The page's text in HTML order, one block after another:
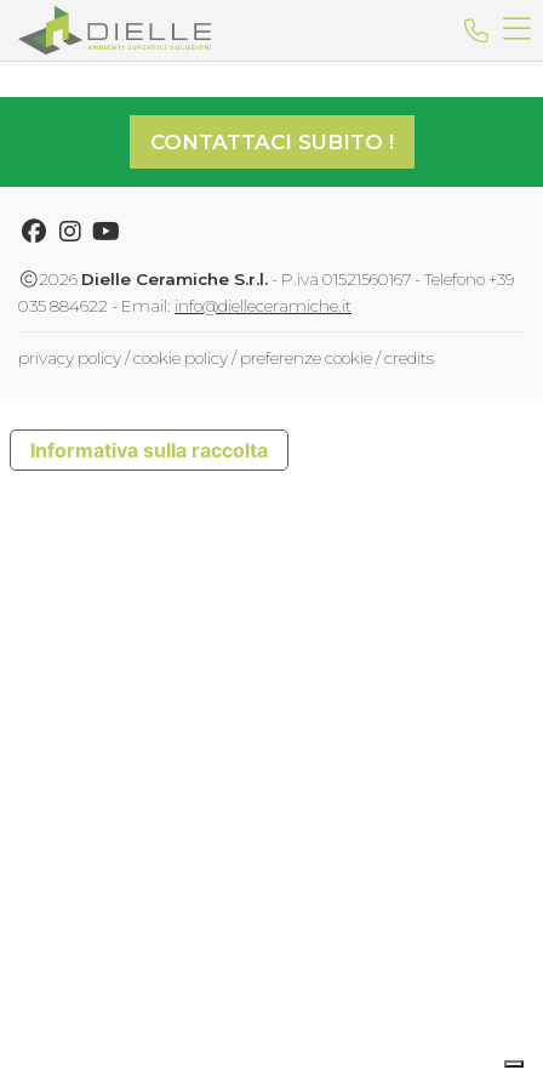
Dielle Ceramiche
CONTATTACI SUBITO !
Facebook
Instagram
Youtube
2026 Dielle Ceramiche S.r.l. - P.iva 01521560167 - Telefono +39
035 884622 - Email: info@dielleceramiche.it
privacy policy/cookie policy/preferenze cookie/credits
Informativa sulla raccolta